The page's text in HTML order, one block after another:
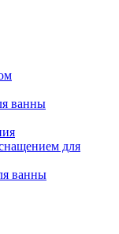
ванны
для
ванны